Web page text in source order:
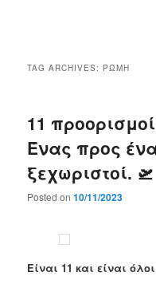
TAG ARCHIVES: ΡΏΜΗ
11
Ένας προς
ξεχωριστοί. 🛫
Posted on10/11/2023
Είναι 11 και είναι